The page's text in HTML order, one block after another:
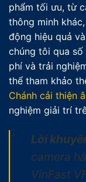
phẩm tối ưu, từ
thông minh
động hiệu quả
chúng tôi qua số
phí và trải
thể tham khảo
Chánh cải thiện
nghiệm giải trí
Lời
camera
VinFast